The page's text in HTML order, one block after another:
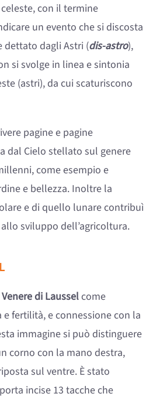
con il termine
un evento che si discosta
dettato dagli Astri (dis-astro),
si svolge in linea e sintonia
(astri), da cui scaturiscono
pagine e pagine
dal Cielo stellato sul genere
come esempio e
e bellezza. Inoltre la
e di quello lunare contribuì
sviluppo dell’agricoltura.
Venere di Lausselcome
fertilità, e connessione con la
immagine si può distinguere
corno con la mano destra,
sul ventre. È stato
incise 13 tacche che